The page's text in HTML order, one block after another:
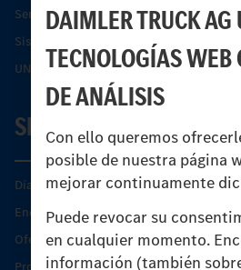
DAIMLER TRUCK
TECNOLOGÍAS WEB
DE ANÁLISIS
Con ello queremos
posible de nuestra página
mejorar continuamente
Puede revocar su
en cualquier momento.
información (también
Servicios financieros
Sistemas de asistencia de seguridad
UNI-TOUCH®
SERVICIO
Días de Servicio del Unimog
Encontrar un socio
Oferta de servicio del Unimog
Productos de piezas y servicio